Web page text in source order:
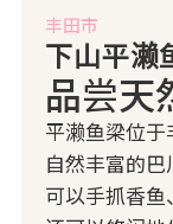
丰田市
下山平濑
品尝天
平濑鱼梁位于
自然丰富的巴
可以手抓香鱼